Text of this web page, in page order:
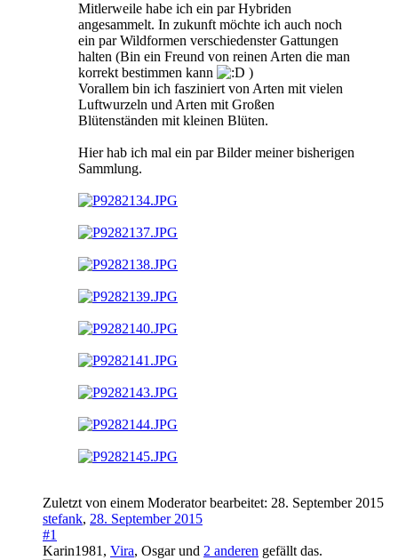
Mitlerweile habe ich ein par Hybriden
angesammelt. In zukunft möchte ich auch noch
ein par Wildformen verschiedenster Gattungen
halten (Bin ein Freund von reinen Arten die man
korrekt bestimmen kann
)
Vorallem bin ich fasziniert von Arten mit vielen
Luftwurzeln und Arten mit Großen
Blütenständen mit kleinen Blüten.
Hier hab ich mal ein par Bilder meiner bisherigen
Sammlung.
Zuletzt von einem Moderator bearbeitet: 28. September 2015
stefank, 28. September 2015
#1
Karin1981 , Vira, Osgarund 2 anderen gefällt das.